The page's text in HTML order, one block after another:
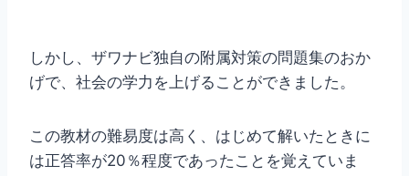
しかし、ザワナビ独自の附属対策の問題集のおか
げで、社会の学力を上げることができました。
この教材の難易度は高く、はじめて解いたときに
は正答率が20％程度であったことを覚えていま